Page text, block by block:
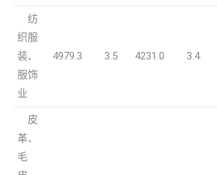
纺
织服
装、
服饰
业
4979.3 3.5 4231.0 3.4
皮
革、
毛